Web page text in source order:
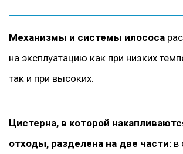
Механизмы и системы илососа
на эксплуатацию как при низких
так и при высоких.
Цистерна, в которой
отходы, разделена на две части: в